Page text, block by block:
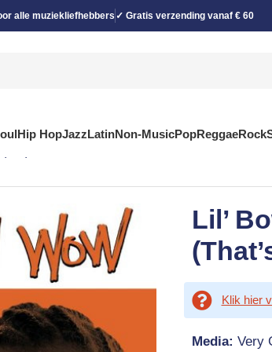
alle muziekliefhebbers ✓ Gratis verzending vanaf € 60
Hip HopJazzLatinNon-MusicPopReggaeRock
Lil’
Klik hier
Media: Very